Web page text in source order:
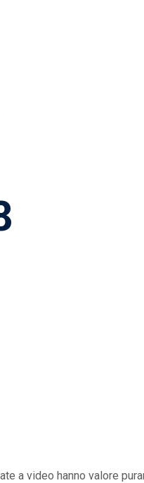
a video hanno valore